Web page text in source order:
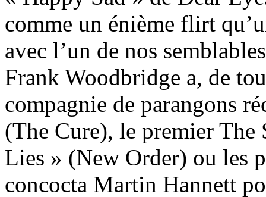
comme un énième flirt
avec l’un de nos
Frank Woodbridge a, de
compagnie de parangons
(The Cure), le premier
Lies » (New Order) ou les
concocta Martin Hannett